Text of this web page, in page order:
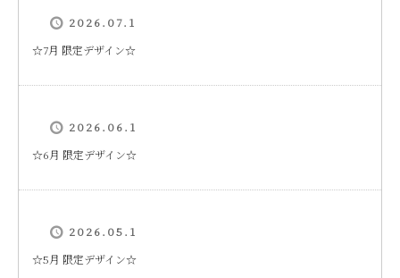
2026.07.1
☆7月 限定デザイン☆
2026.06.1
☆6月 限定デザイン☆
2026.05.1
☆5月 限定デザイン☆